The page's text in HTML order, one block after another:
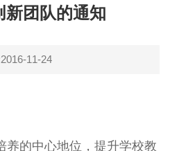
新团队的通知
11-24
的中心地位，提升学校教